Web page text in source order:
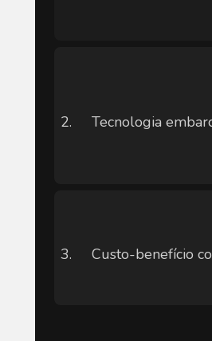
2. Tecnologia
3. Custo-benefício